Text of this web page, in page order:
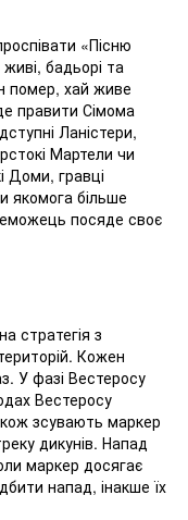
«Пісню
бадьорі та
помер, хай живе
правити Сімома
Ланістери,
Мартели чи
Доми, гравці
якомога більше
посяде своє
стратегія з
Кожен
У фазі Вестеросу
Вестеросу
зсувають маркер
дикунів. Напад
маркер досягає
напад, інакше їх